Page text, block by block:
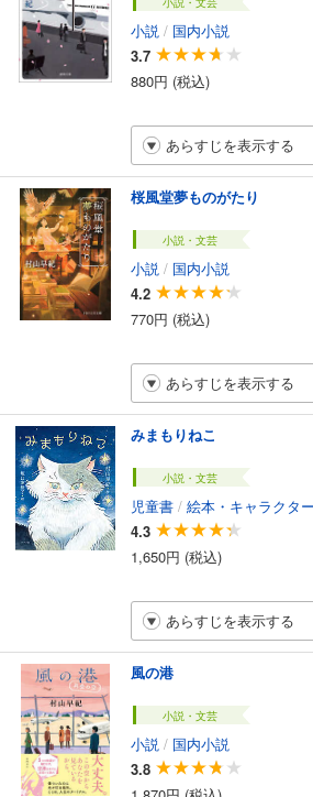
小説 / 国内小説
3.7
880円 (税込)
あらすじを表示する
桜風堂夢ものがたり
小説・文芸
小説 / 国内小説
4.2
770円 (税込)
あらすじを表示する
みまもりねこ
小説・文芸
児童書 / 絵本・キャラクター
4.3
1,650円 (税込)
あらすじを表示する
風の港
小説・文芸
小説 / 国内小説
3.8